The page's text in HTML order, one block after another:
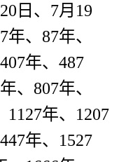
日、7月19
、87年、
年、487
、807年、
1127年、1207
年、1527